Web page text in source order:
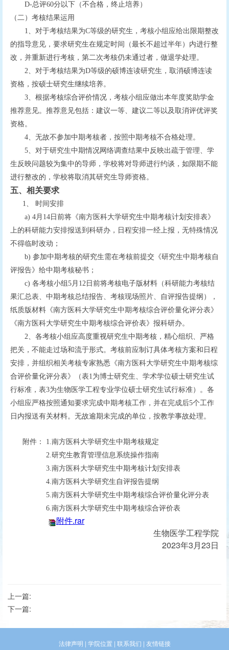
D-总评60分以下（不合格，终止培养）
（二）考核结果运用
1、对于考核结果为C等级的研究生，考核小组应给出限期整改
的指导意见，要求研究生在规定时间（最长不超过半年）内进行整
改，并重新进行考核，第二次考核仍未通过者，做退学处理。
2、对于考核结果为D等级的硕博连读研究生，取消硕博连读
资格，按硕士研究生继续培养。
3、根据考核综合评价情况，考核小组应做出本年度奖助学金
推荐意见。推荐意见包括：建议一等、建议二等以及取消评优评奖
资格。
4、无故不参加中期考核者，按照中期考核不合格处理。
5、对于研究生中期情况网络调查结果中反映出疏于管理、学
生反映问题较为集中的导师，学校将对导师进行约谈，如限期不能
进行整改的，学校将取消其研究生导师资格。
五、 相关要求
1、 时间安排
a) 4月 14 日前将《南方医科大学研究生中期考核计划安排表》
上的科研能力安排报送到科研办，日程安排一经上报，无特殊情况
不得临时改动；
b) 参加中期考核的研究生需在考核前提交《研究生中期考核自
评报告》 给中期考核秘书 ；
c) 各考核小组 5月 12 日前将考核电子版材料（科研能力考核结
果汇总表、中期考核总结报告、考核现场照片、 自评报告提纲 ）
，
纸质版材料《南方医科大学研究生中期考核综合评价量化评分表》
《南方医科大学研究生中期考核综合评价表》 报科研办。
2、 各考核小组应高度重视研究生中期考核，精心组织、严格
把关，不能走过场和流于形式。考核前应制订具体考核方案和日程
安排，并组织相关考核专家熟悉《南方医科大学研究生中期考核综
合评价量化评分表》（表1为博士研究生、学术学位硕士研究生试
行标准，表3为生物医学工程专业学位硕士研究生试行标准）。各
小组应严格按照通知要求完成中期考核工作，并在完成后5个工作
日内报送有关材料。无故逾期未完成的单位，按教学事故处理。
附件： 1.南方医科大学研究生中期考核规定
2.研究生教育管理信息系统操作指南
3.南方医科大学研究生中期考核计划安排表
4.南方医科大学研究生自评报告提纲
5.南方医科大学研究生中期考核综合评价量化评分表
6.南方医科大学研究生中期考核综合评价表
附件.rar
生物医学工程学院
2023年3月23日
上一篇:
下一篇:
法律声明 | 学院位置 | 联系我们 | 友情链接